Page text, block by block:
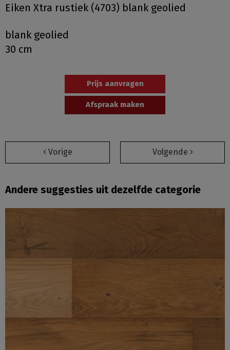
Eiken Xtra rustiek (4703) blank geolied
blank geolied
30 cm
Prijs aanvragen
Afspraak maken
Vorige Volgende
Andere suggesties uit dezelfde categorie